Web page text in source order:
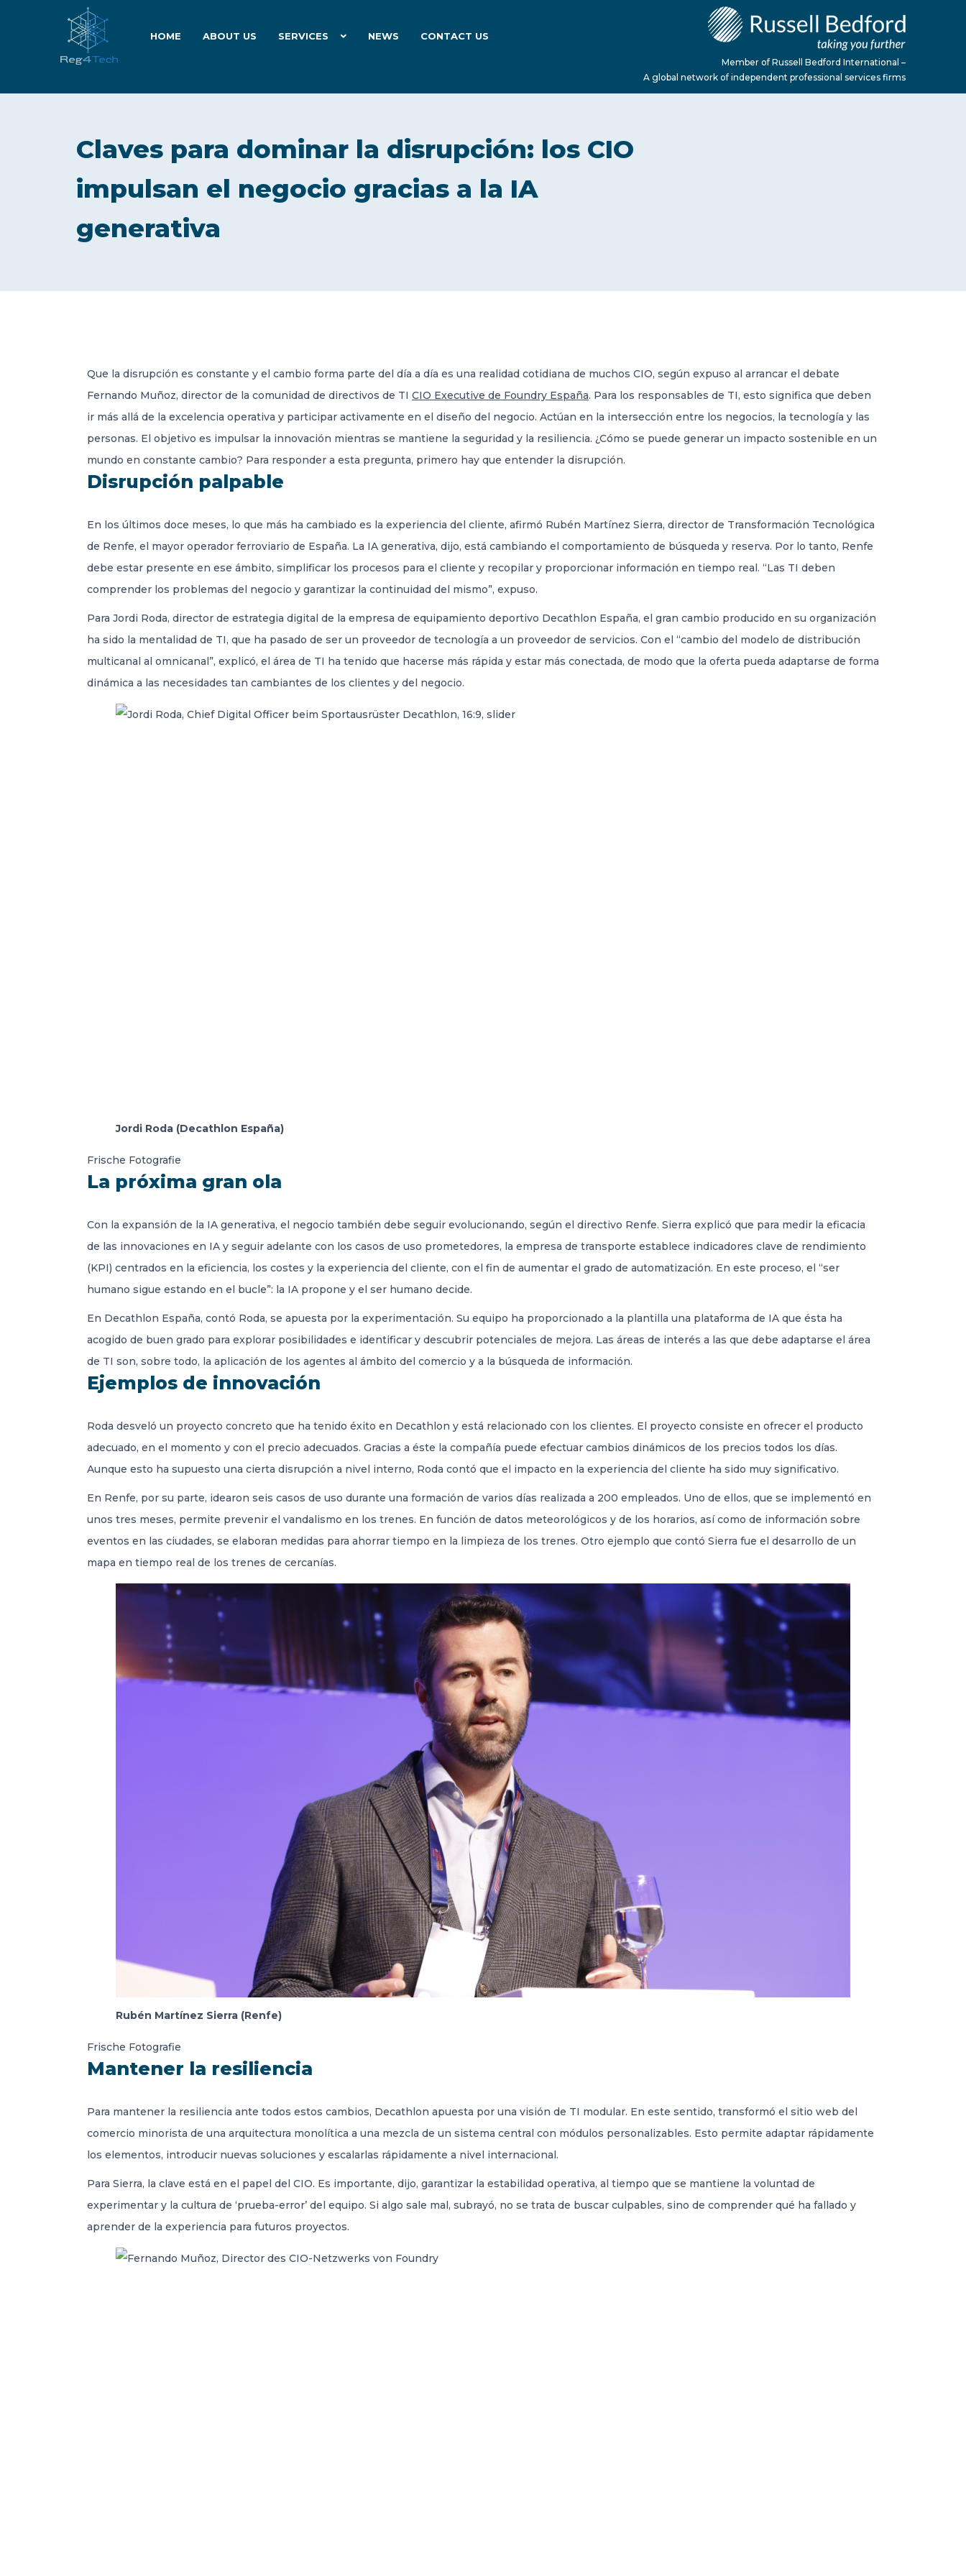
HOME ABOUT US SERVICES NEWS CONTACT US
Member of Russell Bedford International –
A global network of independent professional services firms
Claves para dominar la disrupción: los CIO
impulsan el negocio gracias a la IA
generativa
Que la disrupción es constante y el cambio forma parte del día a día es una realidad cotidiana de muchos CIO, según expuso al arrancar el debate
Fernando Muñoz, director de la comunidad de directivos de TI CIO Executive de Foundry España. Para los responsables de TI, esto significa que deben
ir más allá de la excelencia operativa y participar activamente en el diseño del negocio. Actúan en la intersección entre los negocios, la tecnología y las
personas. El objetivo es impulsar la innovación mientras se mantiene la seguridad y la resiliencia. ¿Cómo se puede generar un impacto sostenible en un
mundo en constante cambio? Para responder a esta pregunta, primero hay que entender la disrupción.
Disrupción palpable
En los últimos doce meses, lo que más ha cambiado es la experiencia del cliente, afirmó Rubén Martínez Sierra, director de Transformación Tecnológica
de Renfe, el mayor operador ferroviario de España. La IA generativa, dijo, está cambiando el comportamiento de búsqueda y reserva. Por lo tanto, Renfe
debe estar presente en ese ámbito, simplificar los procesos para el cliente y recopilar y proporcionar información en tiempo real. “Las TI deben
comprender los problemas del negocio y garantizar la continuidad del mismo”, expuso.
Para Jordi Roda, director de estrategia digital de la empresa de equipamiento deportivo Decathlon España, el gran cambio producido en su organización
ha sido la mentalidad de TI, que ha pasado de ser un proveedor de tecnología a un proveedor de servicios. Con el “cambio del modelo de distribución
multicanal al omnicanal”, explicó, el área de TI ha tenido que hacerse más rápida y estar más conectada, de modo que la oferta pueda adaptarse de forma
dinámica a las necesidades tan cambiantes de los clientes y del negocio.
Jordi Roda (Decathlon España)
Frische Fotografie
La próxima gran ola
Con la expansión de la IA generativa, el negocio también debe seguir evolucionando, según el directivo Renfe. Sierra explicó que para medir la eficacia
de las innovaciones en IA y seguir adelante con los casos de uso prometedores, la empresa de transporte establece indicadores clave de rendimiento
(KPI) centrados en la eficiencia, los costes y la experiencia del cliente, con el fin de aumentar el grado de automatización. En este proceso, el “ser
humano sigue estando en el bucle”: la IA propone y el ser humano decide.
En Decathlon España, contó Roda, se apuesta por la experimentación. Su equipo ha proporcionado a la plantilla una plataforma de IA que ésta ha
acogido de buen grado para explorar posibilidades e identificar y descubrir potenciales de mejora. Las áreas de interés a las que debe adaptarse el área
de TI son, sobre todo, la aplicación de los agentes al ámbito del comercio y a la búsqueda de información.
Ejemplos de innovación
Roda desveló un proyecto concreto que ha tenido éxito en Decathlon y está relacionado con los clientes. El proyecto consiste en ofrecer el producto
adecuado, en el momento y con el precio adecuados. Gracias a éste la compañía puede efectuar cambios dinámicos de los precios todos los días.
Aunque esto ha supuesto una cierta disrupción a nivel interno, Roda contó que el impacto en la experiencia del cliente ha sido muy significativo.
En Renfe, por su parte, idearon seis casos de uso durante una formación de varios días realizada a 200 empleados. Uno de ellos, que se implementó en
unos tres meses, permite prevenir el vandalismo en los trenes. En función de datos meteorológicos y de los horarios, así como de información sobre
eventos en las ciudades, se elaboran medidas para ahorrar tiempo en la limpieza de los trenes. Otro ejemplo que contó Sierra fue el desarrollo de un
mapa en tiempo real de los trenes de cercanías.
Rubén Martínez Sierra (Renfe)
Frische Fotografie
Mantener la resiliencia
Para mantener la resiliencia ante todos estos cambios, Decathlon apuesta por una visión de TI modular. En este sentido, transformó el sitio web del
comercio minorista de una arquitectura monolítica a una mezcla de un sistema central con módulos personalizables. Esto permite adaptar rápidamente
los elementos, introducir nuevas soluciones y escalarlas rápidamente a nivel internacional.
Para Sierra, la clave está en el papel del CIO. Es importante, dijo, garantizar la estabilidad operativa, al tiempo que se mantiene la voluntad de
experimentar y la cultura de ‘prueba-error’ del equipo. Si algo sale mal, subrayó, no se trata de buscar culpables, sino de comprender qué ha fallado y
aprender de la experiencia para futuros proyectos.